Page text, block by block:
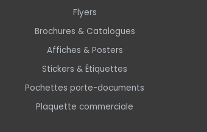
Flyers
Brochures & Catalogues
Affiches & Posters
Stickers & Étiquettes
Pochettes porte-documents
Plaquette commerciale